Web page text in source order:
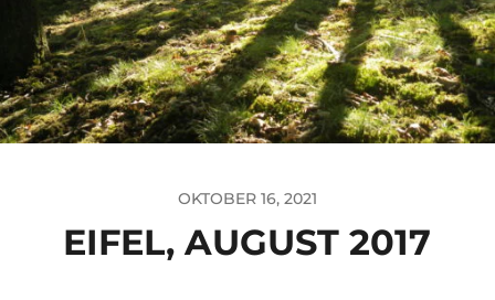
OKTOBER 16, 2021
EIFEL, AUGUST 2017